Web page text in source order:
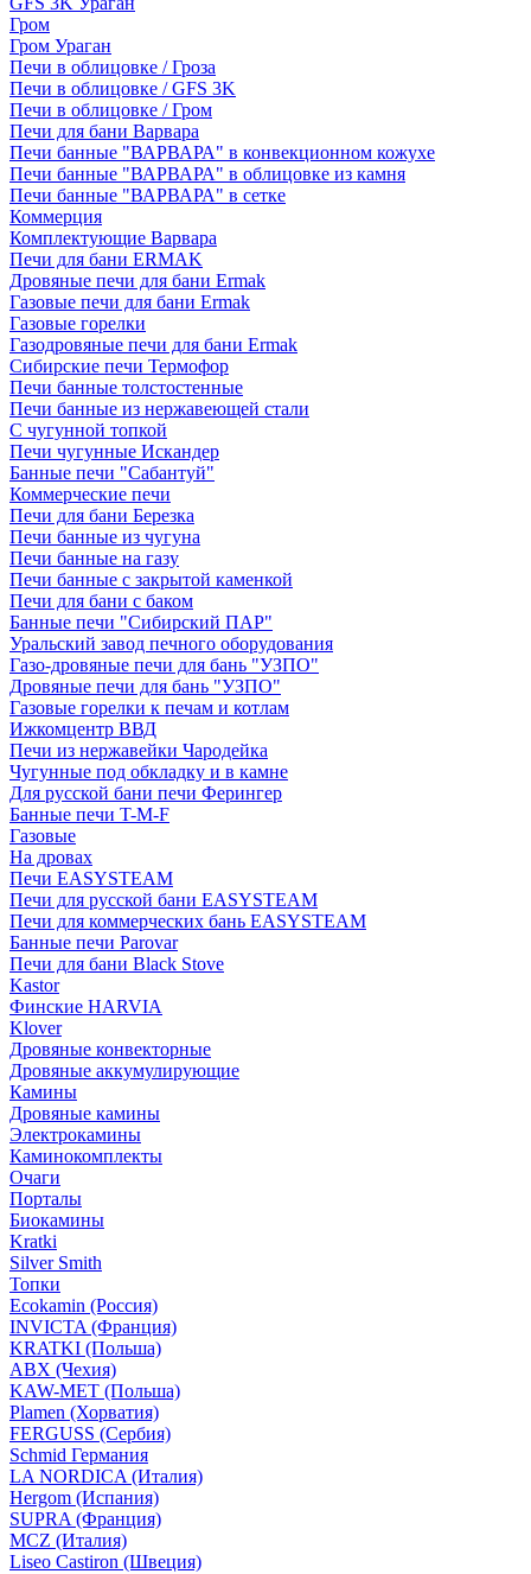
Гром
Гром Ураган
Печи в облицовке / Гроза
Печи в облицовке / GFS 3K
Печи в облицовке / Гром
Печи для бани Варвара
Печи банные "ВАРВАРА" в конвекционном кожухе
Печи банные "ВАРВАРА" в облицовке из камня
Печи банные "ВАРВАРА" в сетке
Коммерция
Комплектующие Варвара
Печи для бани ERMAK
Дровяные печи для бани Ermak
Газовые печи для бани Ermak
Газовые горелки
Газодровяные печи для бани Ermak
Сибирские печи Термофор
Печи банные толстостенные
Печи банные из нержавеющей стали
С чугунной топкой
Печи чугунные Искандер
Банные печи "Сабантуй"
Коммерческие печи
Печи для бани Березка
Печи банные из чугуна
Печи банные на газу
Печи банные с закрытой каменкой
Печи для бани с баком
Банные печи "Сибирский ПАР"
Уральский завод печного оборудования
Газо-дровяные печи для бань "УЗПО"
Дровяные печи для бань "УЗПО"
Газовые горелки к печам и котлам
Ижкомцентр ВВД
Печи из нержавейки Чародейка
Чугунные под обкладку и в камне
Для русской бани печи Ферингер
Банные печи T-M-F
Газовые
На дровах
Печи EASYSTEAM
Печи для русской бани EASYSTEAM
Печи для коммерческих бань EASYSTEAM
Банные печи Parovar
Печи для бани Black Stove
Kastor
Финские HARVIA
Klover
Дровяные конвекторные
Дровяные аккумулирующие
Камины
Дровяные камины
Электрокамины
Каминокомплекты
Очаги
Порталы
Биокамины
Kratki
Silver Smith
Топки
Ecokamin (Россия)
INVICTA (Франция)
KRATKI (Польша)
ABX (Чехия)
KAW-MET (Польша)
Plamen (Хорватия)
FERGUSS (Сербия)
Schmid Германия
LA NORDICA (Италия)
Hergom (Испания)
SUPRA (Франция)
MCZ (Италия)
Liseo Castiron (Швеция)